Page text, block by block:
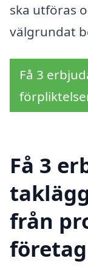
ska utföras
välgrundat
Få 3
Få 3
från
företag